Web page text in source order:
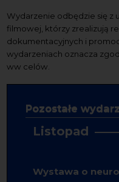
Wydarzenie odbędzie się z
filmowej, którzy zrealizują
dokumentacyjnych i
wydarzeniach oznacza
ww celów.
Pozostałe
Listopad
Wystawa o